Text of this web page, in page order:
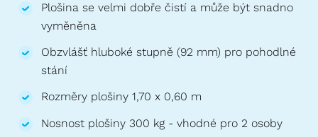
Plošina se velmi dobře čistí a může být snadno
vyměněna
Obzvlášť hluboké stupně (92 mm) pro pohodlné
stání
Rozměry plošiny 1,70 x 0,60 m
Nosnost plošiny 300 kg - vhodné pro 2 osoby